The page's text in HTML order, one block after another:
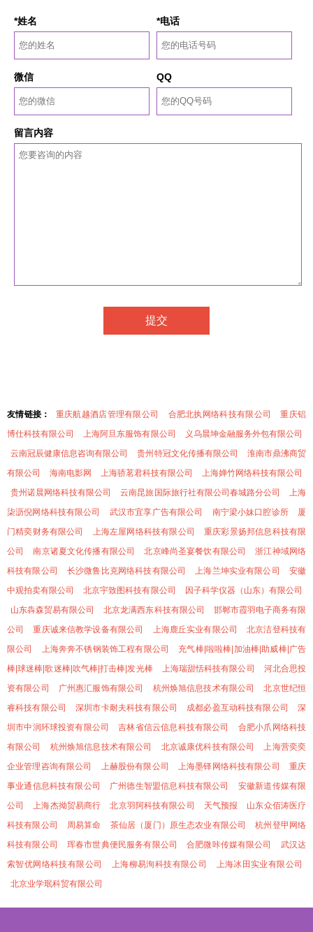
*姓名 *电话
微信 QQ
留言内容
友情链接： 重庆航越酒店管理有限公司 合肥北执网络科技有限公司
重庆铝
博仕科技有限公司
上海阿旦东服饰有限公司
义乌晨坤金融服务外包有限公司
云南冠辰健康信息咨询有限公司
贵州特冠文化传播有限公司
淮南市鼎沸商贸
有限公司
海南电影网 上海骄茗君科技有限公司
上海婵竹网络科技有限公司
贵州诺晨网络科技有限公司
云南昆旅国际旅行社有限公司春城路分公司
上海
柒沥倪网络科技有限公司
武汉市宜享广告有限公司 南宁梁小妹口腔诊所
厦
门精奕财务有限公司
上海左屋网络科技有限公司
重庆彩景扬邦信息科技有限
公司
南京诸夏文化传播有限公司 北京峰尚圣宴餐饮有限公司
浙江神域网络
科技有限公司
长沙微鲁比克网络科技有限公司 上海兰坤实业有限公司
安徽
中观拍卖有限公司
北京宇致图科技有限公司
因子科学仪器（山东）有限公司
山东犇森贸易有限公司
北京龙满西东科技有限公司
邯郸市霞羽电子商务有限
公司
重庆诚来信教学设备有限公司 上海鹿丘实业有限公司
北京洁登科技有
限公司
上海奔奔不锈钢装饰工程有限公司
充气棒|啦啦棒|加油棒|助威棒|广告
棒|球迷棒|歌迷棒|吹气棒|打击棒|发光棒
上海瑞甜恬科技有限公司
河北合思投
资有限公司
广州惠汇服饰有限公司 杭州焕旭信息技术有限公司
北京世纪恒
睿科技有限公司
深圳市卡耐夫科技有限公司 成都必盈互动科技有限公司
深
圳市中润环球投资有限公司
吉林省信云信息科技有限公司
合肥小爪网络科技
有限公司
杭州焕旭信息技术有限公司 北京诚康优科技有限公司
上海营奕奕
企业管理咨询有限公司
上赫股份有限公司 上海墨铎网络科技有限公司
重庆
事业通信息科技有限公司
广州德生智盟信息科技有限公司
安徽新道传媒有限
公司
上海杰拗贸易商行 北京羽阿科技有限公司 天气预报
山东众佰涛医疗
科技有限公司
周易算命 茶仙居（厦门）原生态农业有限公司
杭州登甲网络
科技有限公司
珲春市世典便民服务有限公司 合肥微咔传媒有限公司
武汉达
索智优网络科技有限公司
上海柳易洵科技有限公司
上海冰田实业有限公司
北京业学珉科贸有限公司